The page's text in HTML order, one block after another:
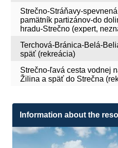
Strečno-Stráňavy-
pamätník partizánov-do
hradu-Strečno (expert,
Terchová-Bránica-Belá-
späť (rekreácia)
Strečno-ľavá cesta vodnej
Žilina a späť do Strečna
Information about the